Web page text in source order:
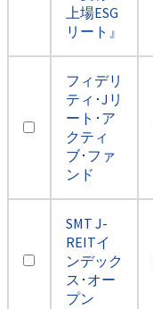
上場ESG
リート』
フィデリ
ティ･Jリ
ート･ア
クティ
ブ･ファ
ンド
SMT J-
REITイ
ンデック
ス･オー
プン